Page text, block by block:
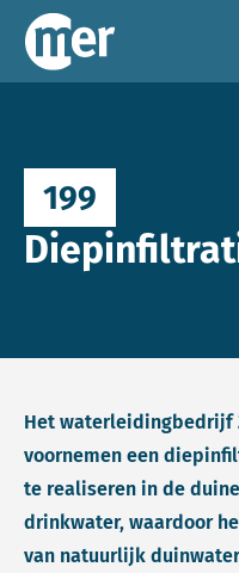
Commissie mer
199
Het waterleidingbedrijf
voornemen een
te realiseren in de
drinkwater, waardoor
van natuurlijk